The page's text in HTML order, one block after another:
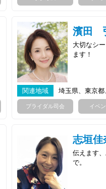
濱田
大切なシ
ます！
関連地域 埼玉県、東京
ブライダル司会 イベ
志垣佳
伝えます
で。